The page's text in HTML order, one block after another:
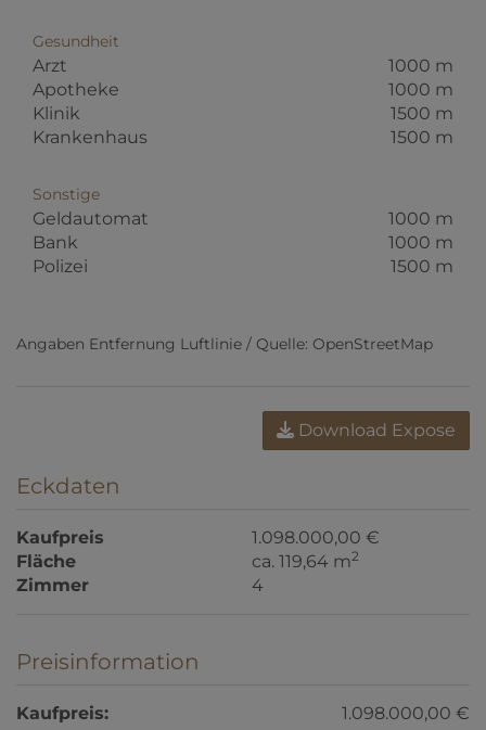
Gesundheit
Arzt
1000 m
Apotheke
1000 m
Klinik
1500 m
Krankenhaus
1500 m
Sonstige
Geldautomat
1000 m
Bank
1000 m
Polizei
1500 m
Angaben Entfernung Luftlinie / Quelle: OpenStreetMap
Download Expose
Eckdaten
Kaufpreis
1.098.000,00 €
Fläche
ca. 119,64 m2
Zimmer 4
Preisinformation
Kaufpreis: 1.098.000,00 €